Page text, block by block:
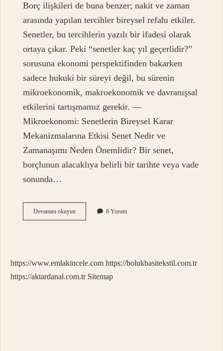
Borç ilişkileri de buna benzer; nakit ve zaman
arasında yapılan tercihler bireysel refahı etkiler.
Senetler, bu tercihlerin yazılı bir ifadesi olarak
ortaya çıkar. Peki “senetler kaç yıl geçerlidir?”
sorusuna ekonomi perspektifinden bakarken
sadece hukuki bir süreyi değil, bu sürenin
mikroekonomik, makroekonomik ve davranışsal
etkilerini tartışmamız gerekir. —
Mikroekonomi: Senetlerin Bireysel Karar
Mekanizmalarına Etkisi Senet Nedir ve
Zamanaşımı Neden Önemlidir? Bir senet,
borçlunun alacaklıya belirli bir tarihte veya vade
sonunda…
Devamını okuyunSenetler
kaç
8 Yorum
https://www.emlakincele.com https://bolukbasitekstil.com.tr
https://aktardanal.com.tr Sitemap